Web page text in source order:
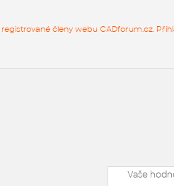
členy webu CADforum.cz.
Vaše